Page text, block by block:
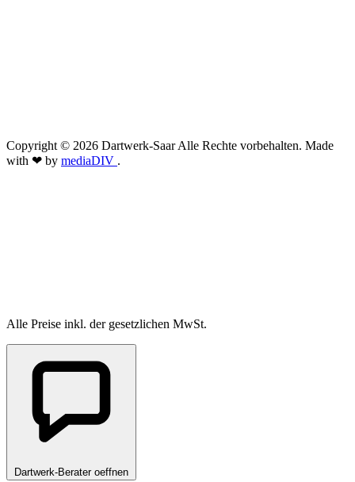
Copyright © 2026 Dartwerk-Saar Alle Rechte vorbehalten. Made
with ❤ by mediaDIV .
Alle Preise inkl. der gesetzlichen MwSt.
Dartwerk-Berater oeffnen